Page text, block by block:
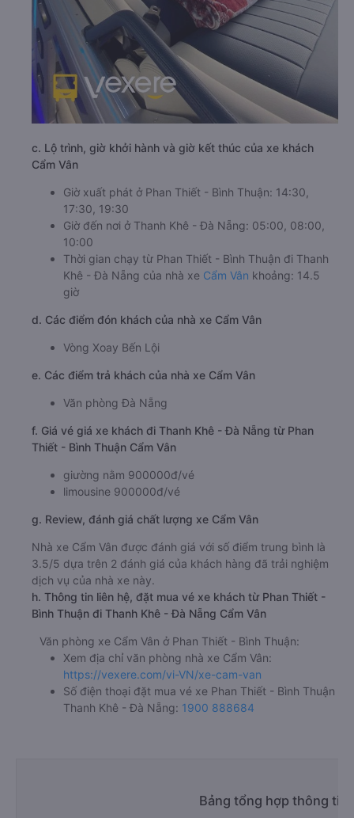
c. Lộ trình, giờ khởi hành và giờ kết thúc của xe khách
Cẩm Vân
Giờ xuất phát ở Phan Thiết - Bình Thuận: 14:30,
17:30, 19:30
Giờ đến nơi ở Thanh Khê - Đà Nẵng: 05:00, 08:00,
10:00
Thời gian chạy từ Phan Thiết - Bình Thuận đi Thanh
Khê - Đà Nẵng của nhà xe Cẩm Vân khoảng: 14.5
giờ
d. Các điểm đón khách của nhà xe Cẩm Vân
Vòng Xoay Bến Lội
e. Các điểm trả khách của nhà xe Cẩm Vân
Văn phòng Đà Nẵng
f. Giá vé giá xe khách đi Thanh Khê - Đà Nẵng từ Phan
Thiết - Bình Thuận Cẩm Vân
giường nằm 900000đ/vé
limousine 900000đ/vé
g. Review, đánh giá chất lượng xe Cẩm Vân
Nhà xe Cẩm Vân được đánh giá với số điểm trung bình là
3.5/5 dựa trên 2 đánh giá của khách hàng đã trải nghiệm
dịch vụ của nhà xe này.
h. Thông tin liên hệ, đặt mua vé xe khách từ Phan Thiết -
Bình Thuận đi Thanh Khê - Đà Nẵng Cẩm Vân
Văn phòng xe Cẩm Vân ở Phan Thiết - Bình Thuận:
Xem địa chỉ văn phòng nhà xe Cẩm Vân:
https://vexere.com/vi-VN/xe-cam-van
Số điện thoại đặt mua vé xe Phan Thiết - Bình Thuận
Thanh Khê - Đà Nẵng: 1900 888684
Bảng tổng hợp thông tin